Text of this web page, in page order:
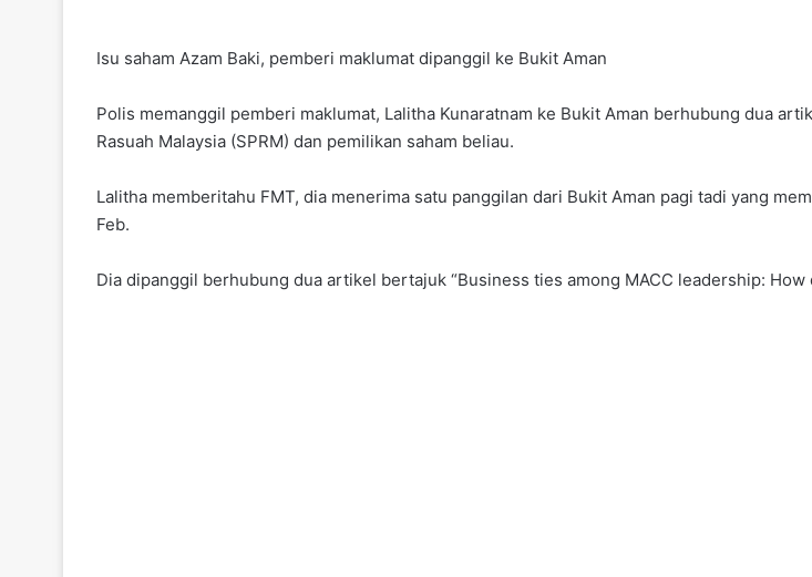
Isu saham Azam Baki, pemberi maklumat dipanggil ke Bukit Aman
Polis memanggil pemberi maklumat, Lalitha Kunaratnam ke Bukit Aman berhubung dua
Rasuah Malaysia (SPRM) dan pemilikan saham beliau.
Lalitha memberitahu FMT, dia menerima satu panggilan dari Bukit Aman pagi tadi yang
Feb.
Dia dipanggil berhubung dua artikel bertajuk “Business ties among MACC leadership: